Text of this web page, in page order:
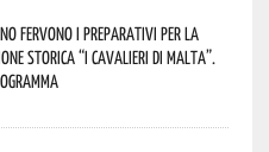
fervono i preparativi per la
Storica “I CAVALIERI DI MALTA”.